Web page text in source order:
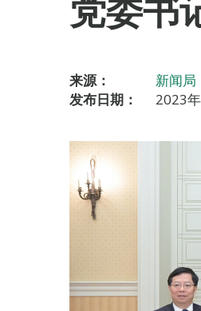
来源：
新闻局
发布日期：
2023